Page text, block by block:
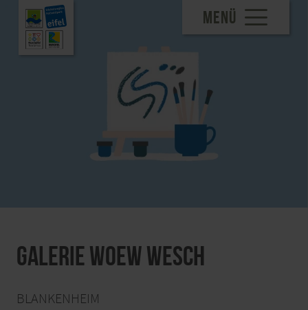
MENÜ
Galerie Woew Wesch
BLANKENHEIM